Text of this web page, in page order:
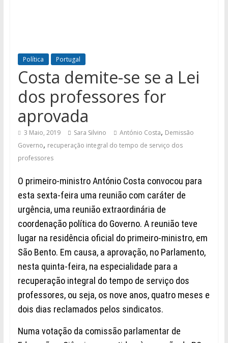
Política Portugal
Costa demite-se se a Lei
dos professores for
aprovada
3 Maio, 2019 Sara Silvino António Costa, Demissão
Governo, recuperação integral do tempo de serviço dos
professores
O primeiro-ministroAntónio Costa convocou para
esta sexta-feira uma reunião com caráter de
urgência,uma reunião extraordinária de
coordenação política do Governo. A reunião teve
lugar na residência oficial do primeiro-ministro, em
São Bento. Em causa, a aprovação, no Parlamento,
nesta quinta-feira, na especialidade para a
recuperação integral do tempo de serviço dos
professores, ou seja, os nove anos, quatro meses e
dois dias reclamados pelos sindicatos.
Numa votação da comissão parlamentar de